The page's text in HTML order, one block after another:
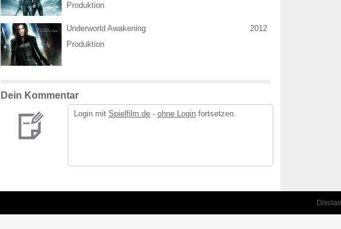
Produktion
Underworld Awakening
Produktion
2012
Dein Kommentar
Login mit Spielfilm.de - ohne Login fortsetzen.